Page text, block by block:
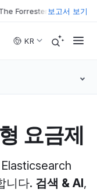
Wave™: XDR 플
보고서 보기
KR
요금제
니다. 검색 & AI,